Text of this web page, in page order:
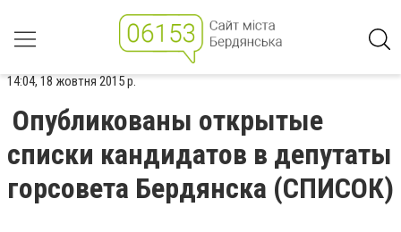
14:04, 18 жовтня 2015 р.
Опубликованы открытые
списки кандидатов в депутаты
горсовета Бердянска (СПИСОК)